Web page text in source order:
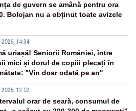
de guvern se amână pentru ora
Bolojan nu a obținut toate avizele
14:34
uriașă! Seniorii României, între
mici și dorul de copiii plecați în
"Vin doar odată pe an"
13:02
orar de seară, consumul de